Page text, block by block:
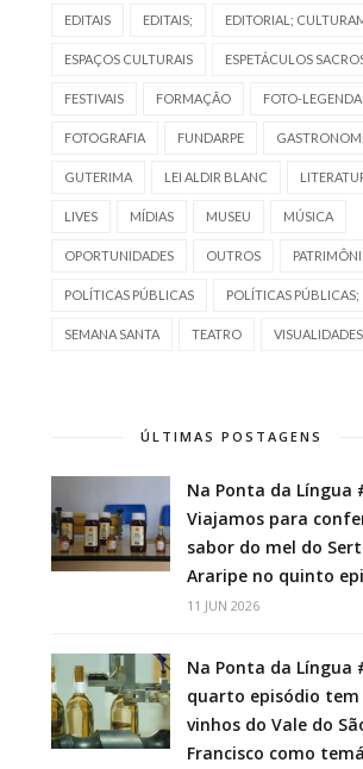
EDITAIS EDITAIS; EDITORIAL;
ESPAÇOS CULTURAIS ESPETÁCULOS
FESTIVAIS FORMAÇÃO FOTO-LEGENDA
FOTOGRAFIA FUNDARPE
GUTERIMA LEI ALDIR BLANC
LIVES MÍDIAS MUSEU MÚSICA
OPORTUNIDADES OUTROS
POLÍTICAS PÚBLICAS POLÍTICAS PÚBLICAS;
SEMANA SANTA TEATRO VISUALIDADES
ÚLTIMAS POSTAGENS
Na Ponta da Língua
Viajamos para
sabor do mel do
Araripe no quinto
11 JUN 2026
Na Ponta da Língua
quarto episódio tem
vinhos do Vale do
Francisco como